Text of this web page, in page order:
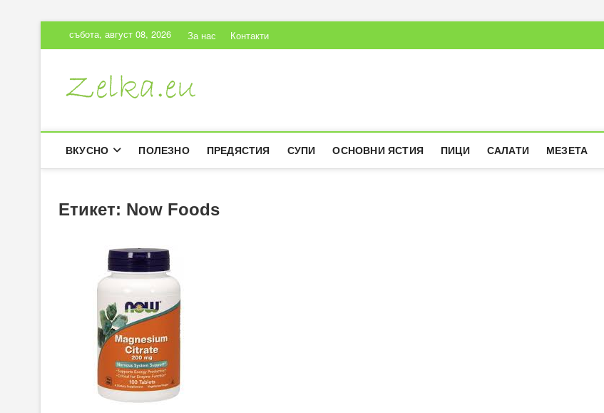
събота, август 08, 2026 За нас Контакти
ВКУСНО ПОЛЕЗНО ПРЕДЯСТИЯ СУПИ ОСНОВНИ ЯСТИЯ ПИЦИ САЛАТИ МЕЗЕТА
Етикет: Now Foods